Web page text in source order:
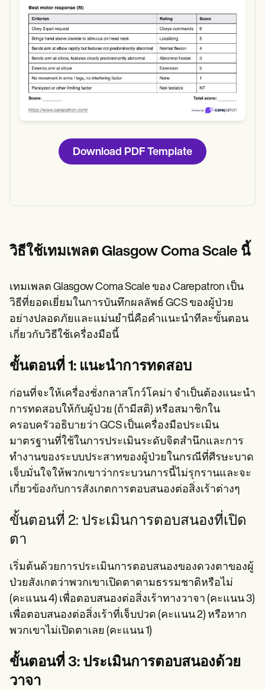
Download PDF Template
วิธีใช้เทมเพลต Glasgow Coma Scale นี้
เทมเพลต Glasgow Coma Scale ของ Carepatron เป็น
วิธีที่ยอดเยี่ยมในการบันทึกผลลัพธ์ GCS ของผู้ป่วย
อย่างปลอดภัยและแม่นยำนี่คือคำแนะนำทีละขั้นตอน
เกี่ยวกับวิธีใช้เครื่องมือนี้
ขั้นตอนที่ 1: แนะนำการทดสอบ
ก่อนที่จะให้เครื่องชั่งกลาสโกว์โคม่า จำเป็นต้องแนะนำ
การทดสอบให้กับผู้ป่วย (ถ้ามีสติ) หรือสมาชิกใน
ครอบครัวอธิบายว่า GCS เป็นเครื่องมือประเมิน
มาตรฐานที่ใช้ในการประเมินระดับจิตสำนึกและการ
ทำงานของระบบประสาทของผู้ป่วยในกรณีที่ศีรษะบาด
เจ็บมั่นใจให้พวกเขาว่ากระบวนการนี้ไม่รุกรานและจะ
เกี่ยวข้องกับการสังเกตการตอบสนองต่อสิ่งเร้าต่างๆ
ขั้นตอนที่ 2: ประเมินการตอบสนองที่เปิด
ตา
เริ่มต้นด้วยการประเมินการตอบสนองของดวงตาของผู้
ป่วยสังเกตว่าพวกเขาเปิดตาตามธรรมชาติหรือไม่
(คะแนน 4) เพื่อตอบสนองต่อสิ่งเร้าทางวาจา (คะแนน 3)
เพื่อตอบสนองต่อสิ่งเร้าที่เจ็บปวด (คะแนน 2) หรือหาก
พวกเขาไม่เปิดตาเลย (คะแนน 1)
ขั้นตอนที่ 3: ประเมินการตอบสนองด้วย
วาจา